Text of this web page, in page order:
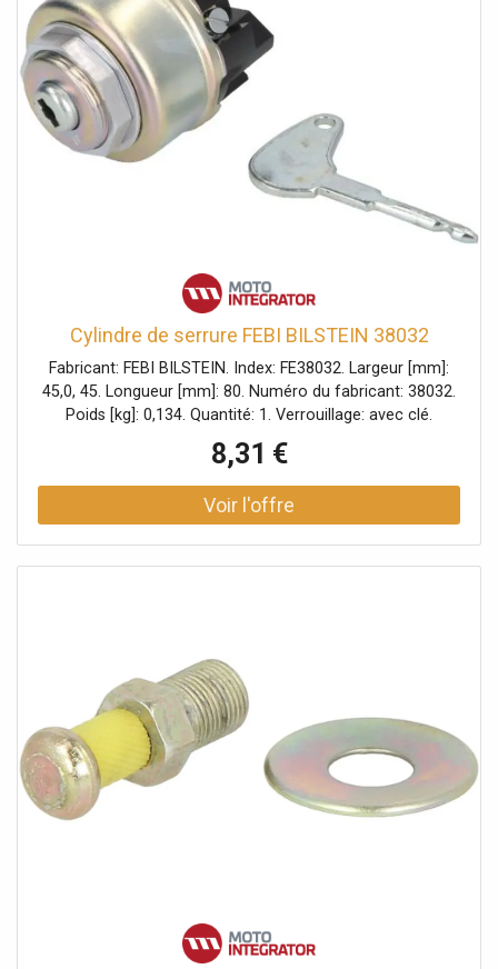
Cylindre de serrure FEBI BILSTEIN 38032
Fabricant: FEBI BILSTEIN. Index: FE38032. Largeur [mm]:
45,0, 45. Longueur [mm]: 80. Numéro du fabricant: 38032.
Poids [kg]: 0,134. Quantité: 1. Verrouillage: avec clé.
Épaisseur [mm]: 45,0, 45.
8,31 €